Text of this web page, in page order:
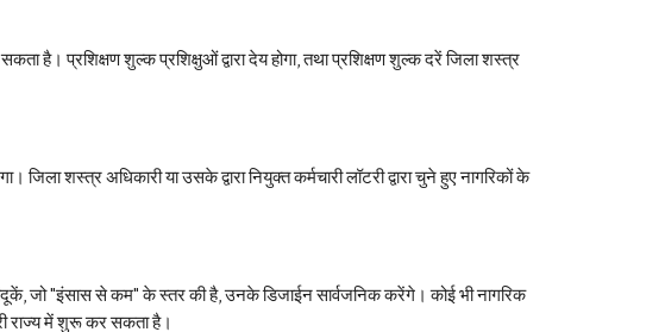
है। प्रशिक्षण शुल्क प्रशिक्षुओं द्वारा देय होगा, तथा प्रशिक्षण शुल्क दरें जिला शस्त्र
शस्त्र अधिकारी या उसके द्वारा नियुक्त कर्मचारी लॉटरी द्वारा चुने हुए नागरिकों के
बंदूकें, जो "इंसास से कम" के स्तर की है, उनके डिजाईन सार्वजनिक करेंगे। कोई भी नागरिक
राज्य में शुरू कर सकता है।